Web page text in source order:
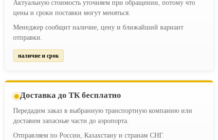
Актуальную стоимость уточняем при обращении, потому что
цены и сроки поставки могут меняться.
Менеджер сообщит наличие, цену и ближайший вариант
отправки.
наличие и срок
Доставка до ТК бесплатно
Передадим заказ в выбранную транспортную компанию или
доставим запасные части до аэропорта.
Отправляем по России, Казахстану и странам СНГ.